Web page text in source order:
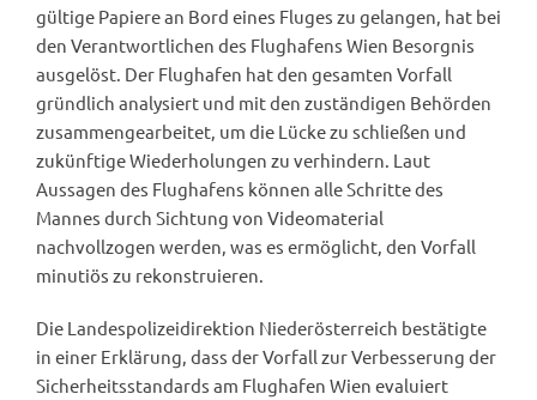
gültige Papiere an Bord eines Fluges zu gelangen, hat bei
den Verantwortlichen des Flughafens Wien Besorgnis
ausgelöst. Der Flughafen hat den gesamten Vorfall
gründlich analysiert und mit den zuständigen Behörden
zusammengearbeitet, um die Lücke zu schließen und
zukünftige Wiederholungen zu verhindern. Laut
Aussagen des Flughafens können alle Schritte des
Mannes durch Sichtung von Videomaterial
nachvollzogen werden, was es ermöglicht, den Vorfall
minutiös zu rekonstruieren.
Die Landespolizeidirektion Niederösterreich bestätigte
in einer Erklärung, dass der Vorfall zur Verbesserung der
Sicherheitsstandards am Flughafen Wien evaluiert